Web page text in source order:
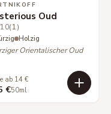
Oud
(1)
Holzig
Orientalischer Oud
ab 14 €
€50ml